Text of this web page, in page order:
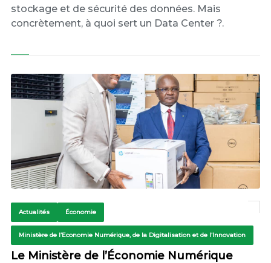
stockage et de sécurité des données. Mais
concrètement, à quoi sert un Data Center ?.
Actualités Économie
Ministère de l’Economie Numérique, de la Digitalisation et de l’Innovation
Le Ministère de l’Économie Numérique